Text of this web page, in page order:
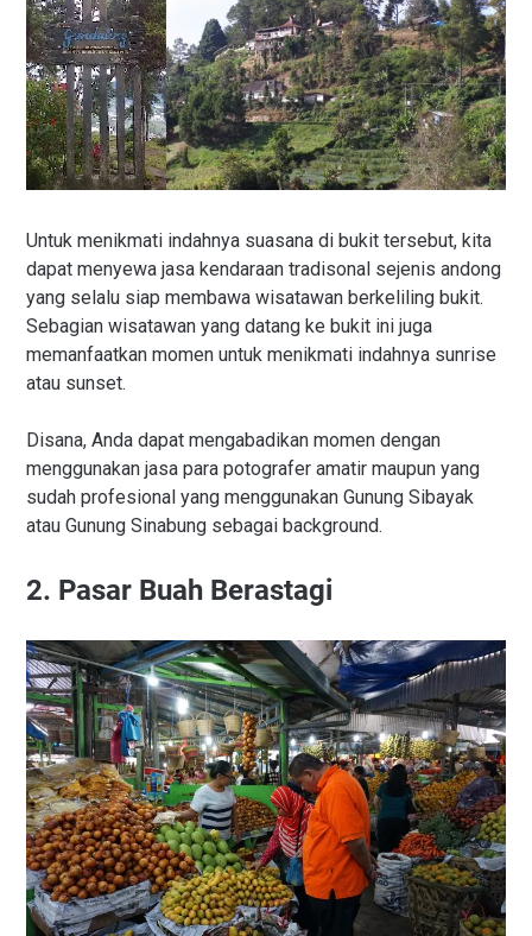
Untuk menikmati indahnya suasana di bukit tersebut, kita
dapat menyewa jasa kendaraan tradisonal sejenis andong
yang selalu siap membawa wisatawan berkeliling bukit.
Sebagian wisatawan yang datang ke bukit ini juga
memanfaatkan momen untuk menikmati indahnya sunrise
atau sunset.
Disana, Anda dapat mengabadikan momen dengan
menggunakan jasa para potografer amatir maupun yang
sudah profesional yang menggunakan Gunung Sibayak
atau Gunung Sinabung sebagai background.
2. Pasar Buah Berastagi